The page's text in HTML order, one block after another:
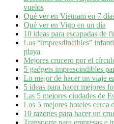
vuelos
Qué ver en Vietnam en 7
Qué ver en Vigo en un día
10 ideas para escapadas de
Los “impresdincibles”
playa
Mejores crucero por el
5 gadgets imprescindibles
Lo mejor de hacer un viaje
5 ideas para hacer mejores
Las 5 mejores ciudades de
Los 5 mejores hoteles cerca
10 razones para hacer un
Transporte para empresas e